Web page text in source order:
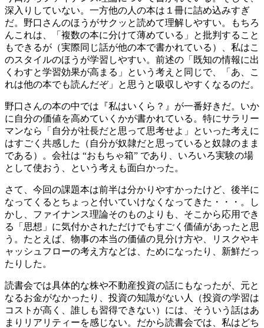
深入りしていない。一方他の人の本は１冊に詰め込みすぎ
だ。野口さんのほうがサクッと読めて理解しやすい。もちろ
んこれは、「複数の本に分けて薄めている」と批判すること
もできるが（実際同じ話が他の本で書かれている）、私はこ
のスタイルのほうが学習しやすい。前述の「既知の情報に出
くわすと学習効果が高まる」という考えと同じで、「あ、こ
れは他の本でも読んだぞ」と思うと吸収しやすくなるのだ。
野口さんの本の中では『私はいくら？』が一番好きだ。いか
に自分の価値を高めていくかが書かれている。特にサラリー
マンなら「自分が社長だと思って思考せよ」といった考えに
はすごく共感した（自分が奴隷だと思っていると奴隷のまま
である）。会社は “おもちゃ箱” であり、いろいろ実験の場
として使おう、という考えも面白かった。
さて、今回の課題本は前半は分かりやすかったけど、後半に
なってくるとちょっと付いていけなくなってきた・・・。し
かし、ファイナンス理論そのものよりも、そこから応用でき
る「思想」に気付かされただけでもすごく価値があったと思
う。たとえば、物事の本当の価値の見分け方や、リスクやキ
ャッシュフローの考え方などは、ためになったり、新鮮だっ
たりした。
読書会では具体的な株や不動産投資の話にもなったが、元と
なるお金がなかったり、投資の知識がない人（投資の学習は
コストが高く、誰しも習得できない）には、そういう話はあ
まりリアリティーを感じない。だから読書会では、私はどち